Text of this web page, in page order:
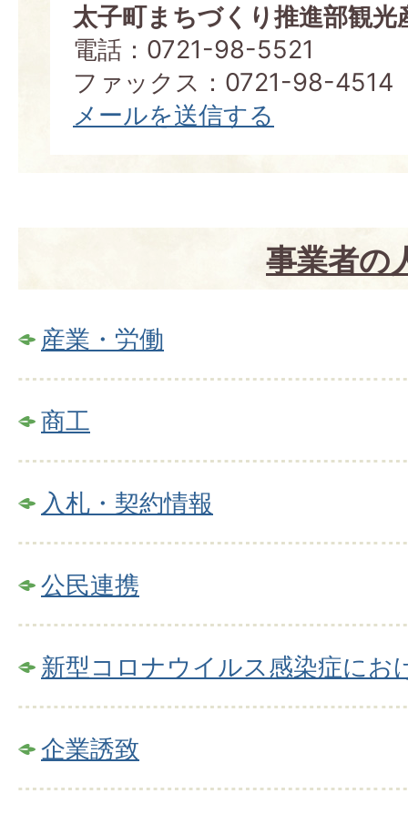
太子町まちづくり推進部観光
電話：0721-98-5521
ファックス：0721-98-4514
メールを送信する
事業者の
産業・労働
商工
入札・契約情報
公民連携
新型コロナウイルス感染症にお
企業誘致